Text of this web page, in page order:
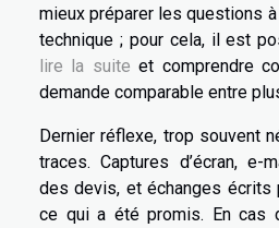
mieux préparer les questions
technique ; pour cela, il est
lire la suite et comprendre
demande comparable entre
Dernier réflexe, trop souvent
traces. Captures d’écran, e-
des devis, et échanges écrits
ce qui a été promis. En cas